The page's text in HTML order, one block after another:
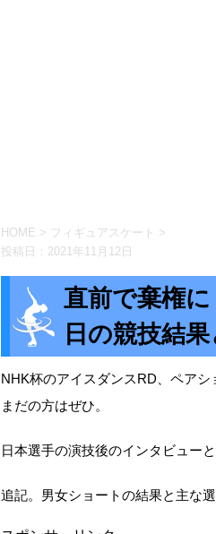
HOME > フィギュアスケート
>
投稿日： 2021年11月12日
直前で棄権
日の競技結
NHK杯のアイスダンスRD、ペアシ
まだの方はぜひ。
日本選手の演技後のインタビュー
追記。男女ショートの結果と主な